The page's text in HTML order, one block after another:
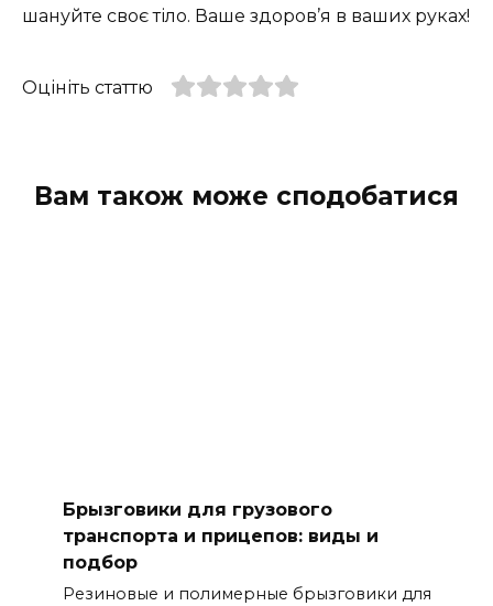
шануйте своє тіло. Ваше здоров’я в ваших руках!
Оцініть статтю
Вам також може сподобатися
Брызговики для грузового
транспорта и прицепов: виды и
подбор
Резиновые и полимерные брызговики для